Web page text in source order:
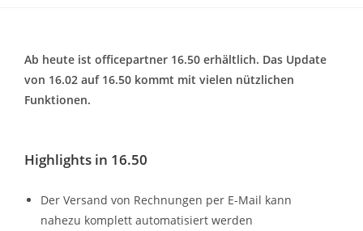
Ab heute ist officepartner 16.50 erhältlich. Das Update
von 16.02 auf 16.50 kommt mit vielen nützlichen
Funktionen.
Highlights in 16.50
Der Versand von Rechnungen per E-Mail kann
nahezu komplett automatisiert werden